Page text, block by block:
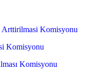
Arttirilmasi Komisyonu
Komisyonu
Komisyonu